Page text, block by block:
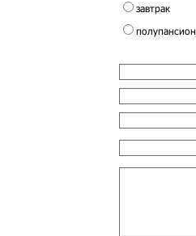
завтрак
полупансион